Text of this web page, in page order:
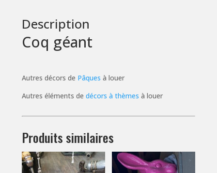
Description
Coq géant
Autres décors de Pâques à louer
Autres éléments de décors à thèmes à louer
Produits similaires